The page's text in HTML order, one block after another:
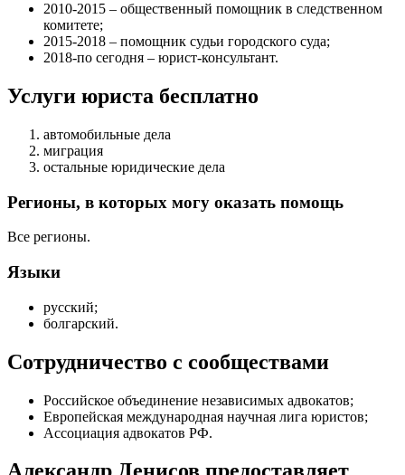
2010-2015 – общественный помощник в следственном
комитете;
2015-2018 – помощник судьи городского суда;
2018-по сегодня – юрист-консультант.
Услуги юриста бесплатно
автомобильные дела
миграция
остальные юридические дела
Регионы, в которых могу оказать помощь
Все регионы.
Языки
русский;
болгарский.
Сотрудничество с сообществами
Российское объединение независимых адвокатов;
Европейская международная научная лига юристов;
Ассоциация адвокатов РФ.